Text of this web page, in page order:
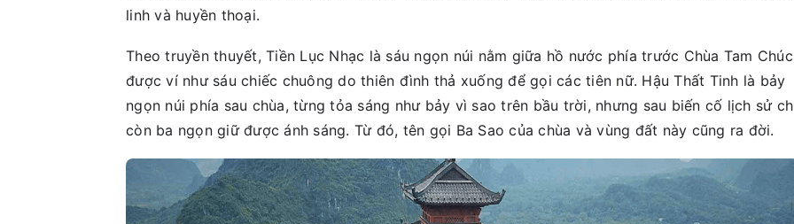
linh và huyền thoại.
Theo truyền thuyết, Tiền Lục Nhạc là sáu ngọn núi nằm giữa hồ nước phía trước Chùa Tam
được ví như sáu chiếc chuông do thiên đình thả xuống để gọi các tiên nữ. Hậu Thất Tinh là bảy
ngọn núi phía sau chùa, từng tỏa sáng như bảy vì sao trên bầu trời, nhưng sau biến cố lịch sử
còn ba ngọn giữ được ánh sáng. Từ đó, tên gọi Ba Sao của chùa và vùng đất này cũng ra đời.